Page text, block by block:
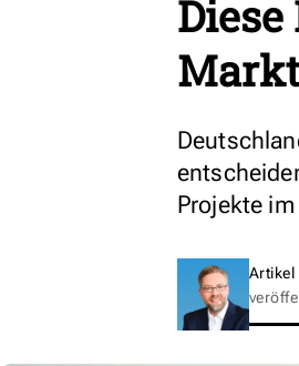
Projekte
Artikel